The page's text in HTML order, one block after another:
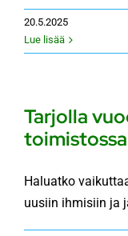
20.5.2025
Lue lisää
Tarjolla
Haluatko
uusiin ihmisiin ja